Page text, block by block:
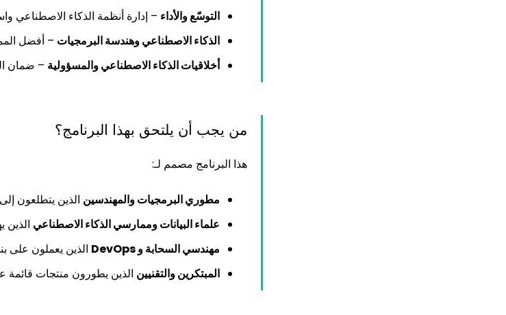
التوسّع والأداء – إدارة أنظمة الذكاء الاصطناعي
الذكاء الاصطناعي وهندسة البرمجيات – أفضل
أخلاقيات الذكاء الاصطناعي والمسؤولية – ضمان
من يجب أن يلتحق بهذا البرنامج؟
هذا البرنامج مصمم لـ:
مطوري البرمجيات والمهندسين الذين يتطلعون
علماء البيانات وممارسي الذكاء الاصطناعي الذين
مهندسي السحابة و DevOps
الذين يعملون على
المبتكرين والتقنيين الذين يطورون منتجات قائمة